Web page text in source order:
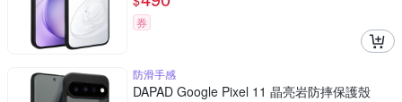
券
防滑手感
DAPAD Google Pixel 11 晶亮岩防摔保護殼